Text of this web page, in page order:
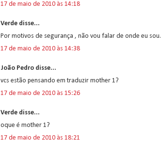
17 de maio de 2010 às 14:18
Verde disse...
Por motivos de segurança , não vou falar de onde eu sou.
17 de maio de 2010 às 14:38
João Pedro disse...
vcs estão pensando em traduzir mother 1?
17 de maio de 2010 às 15:26
Verde disse...
oque é mother 1?
17 de maio de 2010 às 18:21